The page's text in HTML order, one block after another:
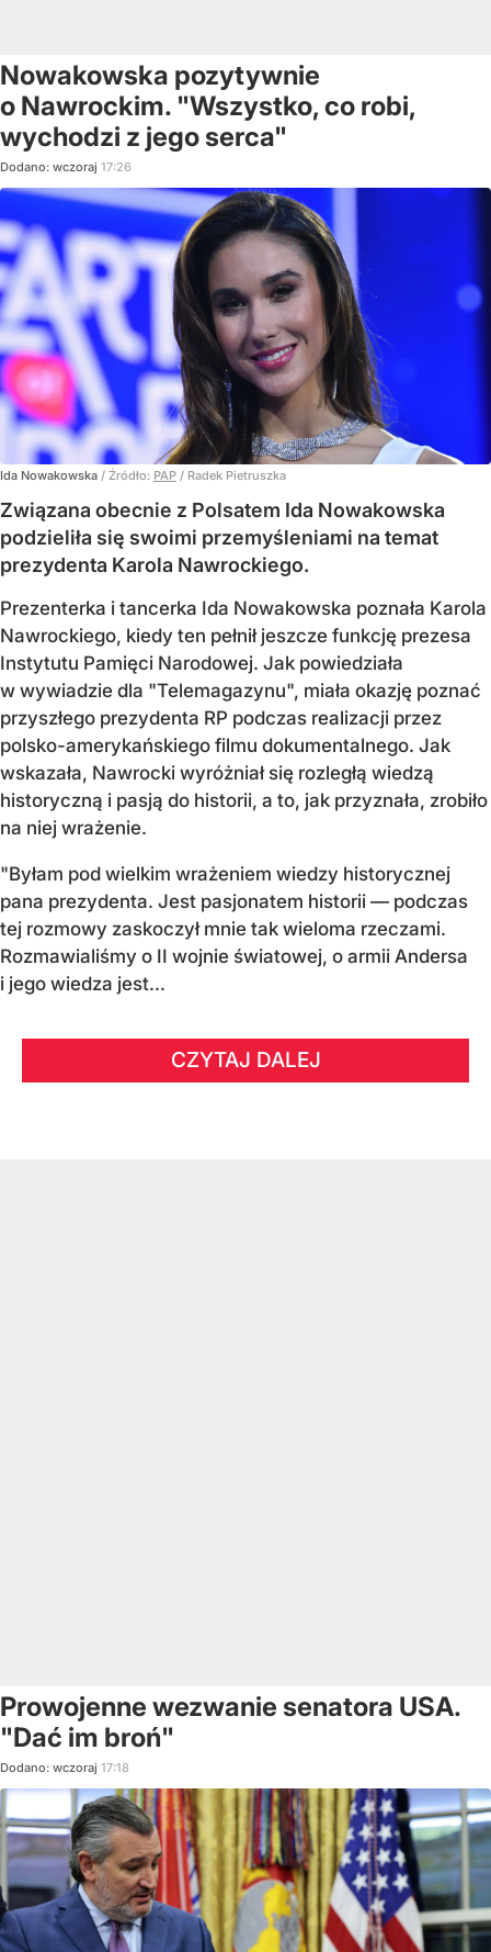
Nowakowska pozytywnie
o Nawrockim. "Wszystko, co robi,
wychodzi z jego serca"
Dodano: wczoraj 17:26
Ida Nowakowska / Źródło: PAP / Radek Pietruszka
Związana obecnie z Polsatem Ida Nowakowska
podzieliła się swoimi przemyśleniami na temat
prezydenta Karola Nawrockiego.
Prezenterka i tancerka Ida Nowakowska poznała Karola
Nawrockiego, kiedy ten pełnił jeszcze funkcję prezesa
Instytutu Pamięci Narodowej. Jak powiedziała
w wywiadzie dla "Telemagazynu", miała okazję poznać
przyszłego prezydenta RP podczas realizacji przez
polsko-amerykańskiego filmu dokumentalnego. Jak
wskazała, Nawrocki wyróżniał się rozległą wiedzą
historyczną i pasją do historii, a to, jak przyznała, zrobiło
na niej wrażenie.
"Byłam pod wielkim wrażeniem wiedzy historycznej
pana prezydenta. Jest pasjonatem historii — podczas
tej rozmowy zaskoczył mnie tak wieloma rzeczami.
Rozmawialiśmy o II wojnie światowej, o armii Andersa
i jego wiedza jest...
CZYTAJ DALEJ
Prowojenne wezwanie senatora USA.
"Dać im broń"
Dodano: wczoraj 17:18